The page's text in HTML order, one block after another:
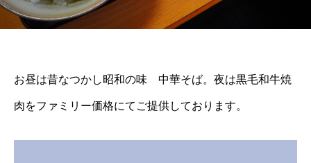
お昼は昔なつかし昭和の味 中華そば。夜は黒毛和牛焼
肉をファミリー価格にてご提供しております。